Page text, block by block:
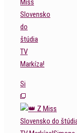
Miss
Slovensko
do
štúdia
TV
Markíza!
Si